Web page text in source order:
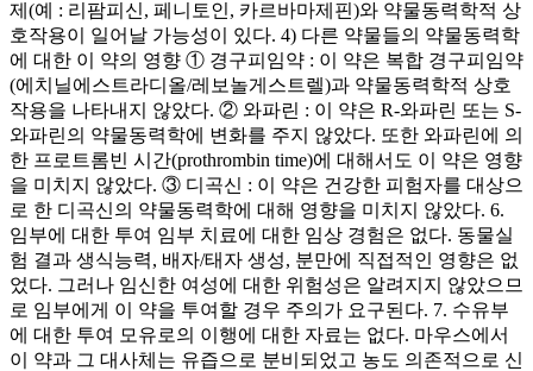
제(예 : 리팜피신, 페니토인, 카르바마제핀)와 약물동력학적 상
호작용이 일어날 가능성이 있다. 4) 다른 약물들의 약물동력학
에 대한 이 약의 영향 ① 경구피임약 : 이 약은 복합 경구피임약
(에치닐에스트라디올/레보놀게스트렐)과 약물동력학적 상호
작용을 나타내지 않았다. ② 와파린 : 이 약은 R-와파린 또는 S-
와파린의 약물동력학에 변화를 주지 않았다. 또한 와파린에 의
한 프로트롬빈 시간(prothrombin time)에 대해서도 이 약은 영향
을 미치지 않았다. ③ 디곡신 : 이 약은 건강한 피험자를 대상으
로 한 디곡신의 약물동력학에 대해 영향을 미치지 않았다. 6.
임부에 대한 투여 임부 치료에 대한 임상 경험은 없다. 동물실
험 결과 생식능력, 배자/태자 생성, 분만에 직접적인 영향은 없
었다. 그러나 임신한 여성에 대한 위험성은 알려지지 않았으므
로 임부에게 이 약을 투여할 경우 주의가 요구된다. 7. 수유부
에 대한 투여 모유로의 이행에 대한 자료는 없다. 마우스에서
이 약과 그 대사체는 유즙으로 분비되었고 농도 의존적으로 신